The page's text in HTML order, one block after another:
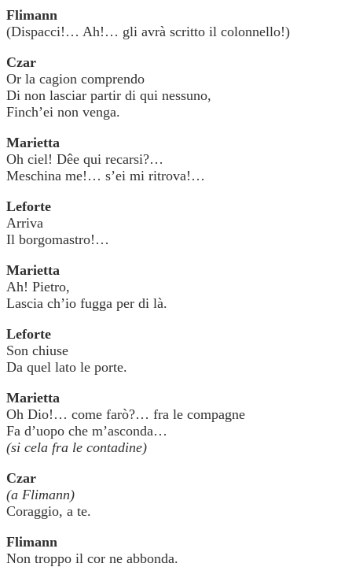
Flimann
(Dispacci!… Ah!… gli avrà scritto il colonnello!)
Czar
Or la cagion comprendo
Di non lasciar partir di qui nessuno,
Finch’ei non venga.
Marietta
Oh ciel! Dêe qui recarsi?…
Meschina me!… s’ei mi ritrova!…
Leforte
Arriva
Il borgomastro!…
Marietta
Ah! Pietro,
Lascia ch’io fugga per di là.
Leforte
Son chiuse
Da quel lato le porte.
Marietta
Oh Dio!… come farò?… fra le compagne
Fa d’uopo che m’asconda…
(si cela fra le contadine)
Czar
(a Flimann)
Coraggio, a te.
Flimann
Non troppo il cor ne abbonda.